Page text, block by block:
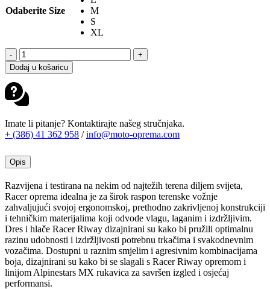
Odaberite Size
M
S
XL
-
ALPINESTARS
RACER
MX
DRES
RIWAY
BIJELO-
CRNI
26
količina
+
Dodaj u košaricu
Imate li pitanje? Kontaktirajte našeg stručnjaka.
+ (386) 41 362 958 /info@moto-oprema.com
Opis
Razvijena i testirana na nekim od najtežih terena diljem svijeta,
Racer oprema idealna je za širok raspon terenske vožnje
zahvaljujući svojoj ergonomskoj, prethodno zakrivljenoj konstrukciji
i tehničkim materijalima koji odvode vlagu, laganim i izdržljivim.
Dres i hlače Racer Riway dizajnirani su kako bi pružili optimalnu
razinu udobnosti i izdržljivosti potrebnu trkačima i svakodnevnim
vozačima. Dostupni u raznim smjelim i agresivnim kombinacijama
boja, dizajnirani su kako bi se slagali s Racer Riway opremom i
linijom Alpinestars MX rukavica za savršen izgled i osjećaj
performansi.